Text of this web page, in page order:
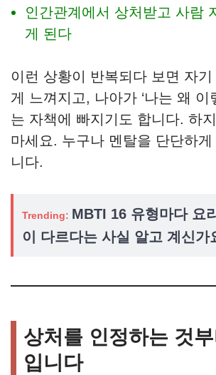
인간관계에서 상처받고 사람
게 된다
이런 상황이 반복되다 보면 자
게 느껴지고, 나아가 ‘나는 왜 이
는 자책에 빠지기도 합니다. 하
마세요. 누구나 멘탈을 단단하
니다.
Trending: MBTI 16 유형마다 요
이 다르다는 사실 알고 계신가
상처를 인정하는 것
입니다